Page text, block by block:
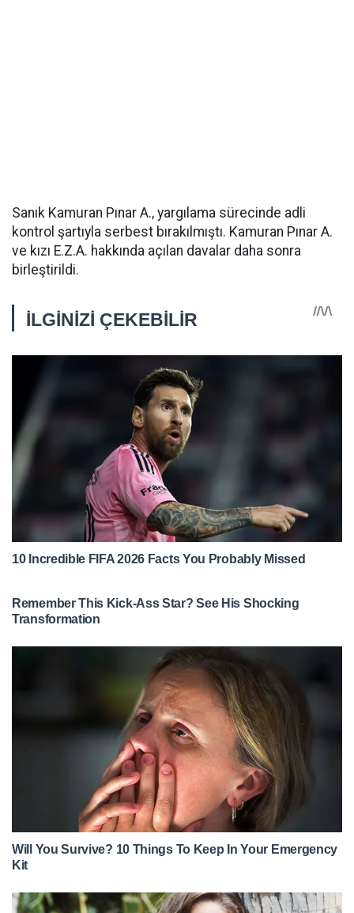
Sanık Kamuran Pınar A., yargılama sürecinde adli
kontrol şartıyla serbest bırakılmıştı. Kamuran Pınar A.
ve kızı E.Z.A. hakkında açılan davalar daha sonra
birleştirildi.